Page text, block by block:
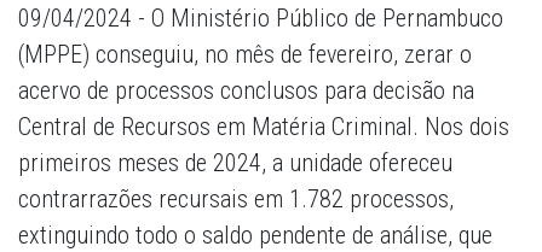
09/04/2024 - O Ministério Público de Pernambuco
(MPPE) conseguiu, no mês de fevereiro, zerar o
acervo de processos conclusos para decisão na
Central de Recursos em Matéria Criminal. Nos dois
primeiros meses de 2024, a unidade ofereceu
contrarrazões recursais em 1.782 processos,
extinguindo todo o saldo pendente de análise, que